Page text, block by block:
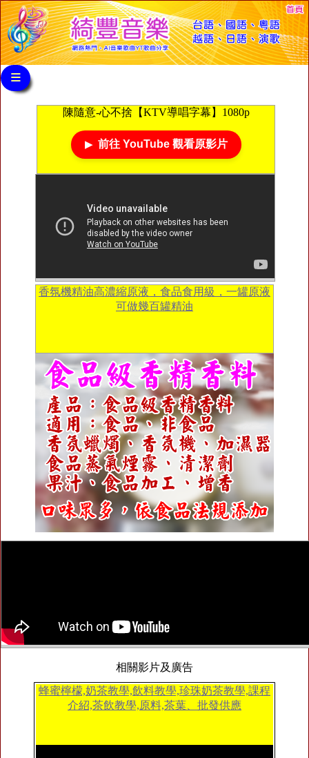
≡
陳隨意-心不捨【KTV導唱字幕】1080p
前往 YouTube 觀看原影片
香氛機精油高濃縮原液，食品食用級，一罐原液
可做幾百罐精油
相關影片及廣告
蜂蜜檸檬,奶茶教學,飲料教學,珍珠奶茶教學,課程
介紹,茶飲教學,原料,茶葉、批發供應